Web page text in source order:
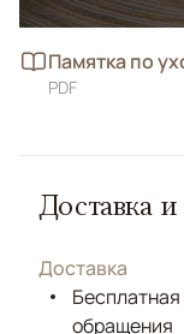
Памятка по
PDF
Доставка и
Доставка
обращения